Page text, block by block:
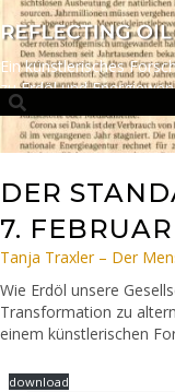
Ein künstlerisches
zu Erdöl und
DER
7.
Tanja Traxler – Der
Wie Erdöl unsere
Transformation zu
einem künstlerischen
download